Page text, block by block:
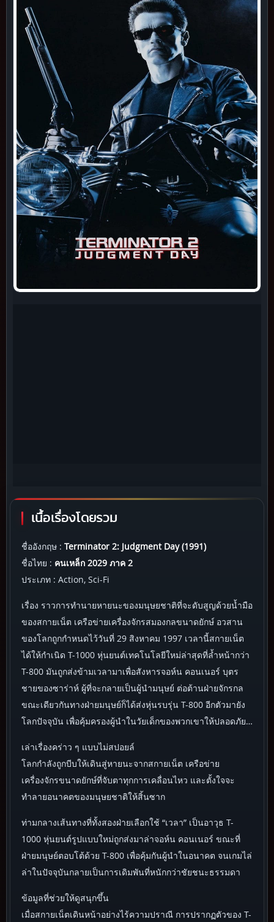
เนื้อเรื่องโดยรวม
ชื่ออังกฤษ : Terminator 2: Judgment Day (1991)
ชื่อไทย : คนเหล็ก 2029 ภาค 2
ประเภท : Action, Sci-Fi
เรื่อง ราวการทำนายหายนะของมนุษยชาติที่จะดับสูญด้วยน้ำมือ
ของสกายเน็ต เครือข่ายเครื่องจักรสมองกลขนาดยักษ์ อวสาน
ของโลกถูกกำหนดไว้วันที่ 29 สิงหาคม 1997 เวลานี้สกายเน็ต
ได้ให้กำเนิด T-1000 หุ่นยนต์เทคโนโลยีใหม่ล่าสุดที่ล้ำหน้ากว่า
T-800 มันถูกส่งข้ามเวลามาเพื่อสังหารจอห์น คอนเนอร์ บุตร
ชายของซาร่าห์ ผู้ที่จะกลายเป็นผู้นำมนุษย์ ต่อต้านฝ่ายจักรกล
ขณะเดียวกันทางฝ่ายมนุษย์ก็ได้ส่งหุ่นรบรุ่น T-800 อีกตัวมายัง
โลกปัจจุบัน เพื่อคุ้มครองผู้นำในวัยเด็กของพวกเขาให้ปลอดภัย…
เล่าเรื่องคร่าว ๆ แบบไม่สปอยล์
โลกกำลังถูกบีบให้เดินสู่หายนะจากสกายเน็ต เครือข่าย
เครื่องจักรขนาดยักษ์ที่จับตาทุกการเคลื่อนไหว และตั้งใจจะ
ทำลายอนาคตของมนุษยชาติให้สิ้นซาก
ท่ามกลางเส้นทางที่ทั้งสองฝ่ายเลือกใช้ “เวลา” เป็นอาวุธ T-
1000 หุ่นยนต์รูปแบบใหม่ถูกส่งมาล่าจอห์น คอนเนอร์ ขณะที่
ฝ่ายมนุษย์ตอบโต้ด้วย T-800 เพื่อคุ้มกันผู้นำในอนาคต จนเกมไล่
ล่าในปัจจุบันกลายเป็นการเดิมพันที่หนักกว่าชัยชนะธรรมดา
ข้อมูลที่ช่วยให้ดูสนุกขึ้น
เมื่อสกายเน็ตเดินหน้าอย่างไร้ความปราณี การปรากฏตัวของ T-